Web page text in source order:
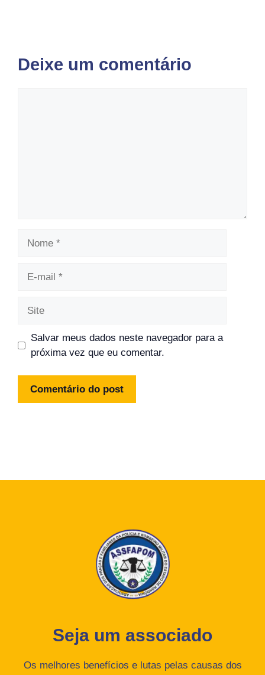
Deixe um comentário
Salvar meus dados neste navegador para a
próxima vez que eu comentar.
Seja um associado
Os melhores benefícios e lutas pelas causas dos